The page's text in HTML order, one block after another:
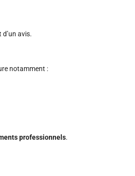
avis.
notamment :
professionnels.